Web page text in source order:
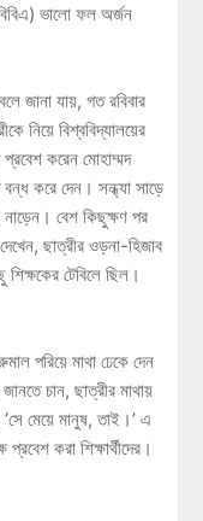
ভালো ফল অর্জন
জানা যায়, গত রবিবার
নিয়ে বিশ্ববিদ্যালয়ের
করেন মোহাম্মদ
করে দেন। সন্ধ্যা সাড়ে
নাড়েন। বেশ কিছুক্ষণ পর
ছাত্রীর ওড়না-হিজাব
টেবিলে ছিল।
পরিয়ে মাথা ঢেকে দেন
চান, ছাত্রীর মাথায়
মেয়ে মানুষ, তাই।’ এ
করা শিক্ষার্থীদের।